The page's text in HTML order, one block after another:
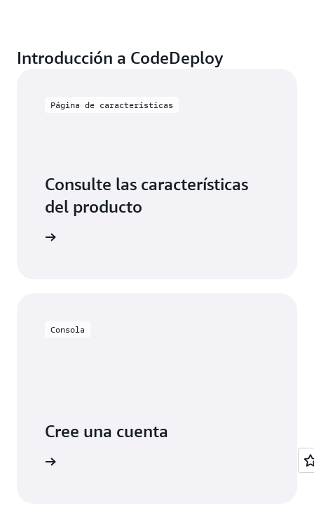
Introducción a CodeDeploy
Página de características
Consulte las características
del producto
Consola
Cree una cuenta